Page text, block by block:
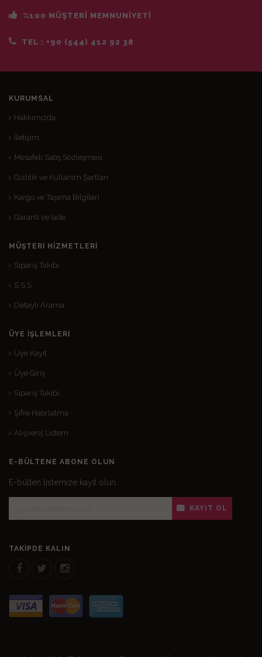
%100 MÜŞTERİ MEMNUNİYETİ
TEL : +90 (544) 412 92 38
KURUMSAL
Hakkımızda
İletişim
Mesafeli Satış Sözleşmesi
Gizlilik ve Kullanım Şartları
Kargo ve Taşıma Bilgileri
Garanti ve İade
MÜŞTERI HIZMETLERI
Sipariş Takibi
S.S.S.
Detaylı Arama
ÜYE İŞLEMLERI
Üye Kayıt
Üye Giriş
Sipariş Takibi
Şifre Hatırlatma
Alışveriş Listem
E-BÜLTENE ABONE OLUN
E-bülten listemize kayıt olun.
KAYIT OL
TAKIPDE KALIN